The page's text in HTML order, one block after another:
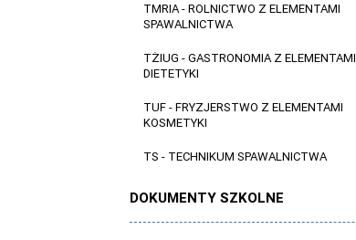
TMRIA - ROLNICTWO Z ELEMENTAMI
SPAWALNICTWA
TŻIUG - GASTRONOMIA Z ELEMENTAMI
DIETETYKI
TUF - FRYZJERSTWO Z ELEMENTAMI
KOSMETYKI
TS - TECHNIKUM SPAWALNICTWA
DOKUMENTY SZKOLNE